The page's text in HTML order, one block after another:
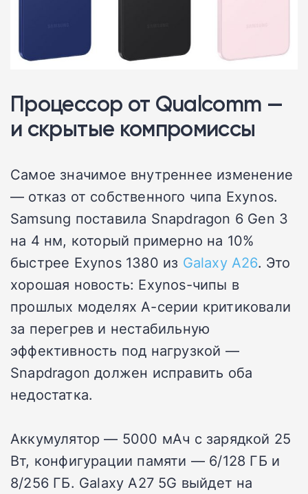
Процессор от Qualcomm —
и скрытые компромиссы
Самое значимое внутреннее изменение
— отказ от собственного чипа Exynos.
Samsung поставила Snapdragon 6 Gen 3
на 4 нм, который примерно на 10%
быстрее Exynos 1380 из Galaxy A26. Это
хорошая новость: Exynos-чипы в
прошлых моделях A-серии критиковали
за перегрев и нестабильную
эффективность под нагрузкой —
Snapdragon должен исправить оба
недостатка.
Аккумулятор — 5000 мАч с зарядкой 25
Вт, конфигурации памяти — 6/128 ГБ и
8/256 ГБ. Galaxy A27 5G выйдет на